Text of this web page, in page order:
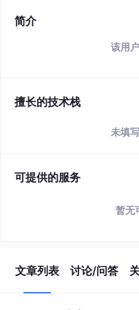
简介
该用
擅长的技术栈
未填
可提供的服务
暂无
文章列表 讨论/问答